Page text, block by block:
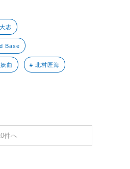
志
Base
曲 # 北村匠海
件へ